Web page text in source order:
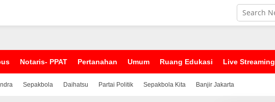
Notaris- PPAT Pertanahan Umum Ruang Edukasi Live Streaming
Sepakbola Daihatsu Partai Politik Sepakbola Kita Banjir Jakarta